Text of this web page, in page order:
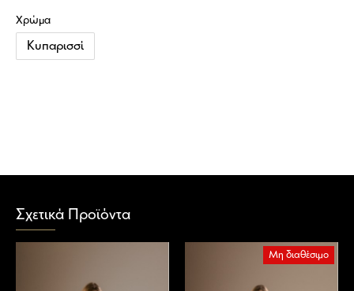
Χρώμα
Κυπαρισσί
Σχετικά Προϊόντα
Μη διαθέσιμο